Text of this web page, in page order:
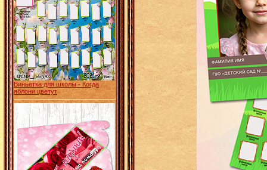
Виньетка для школы - Когда
яблони цветут